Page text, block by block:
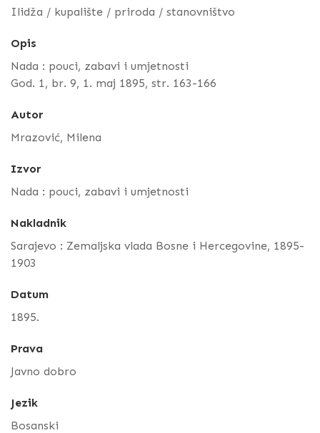
Ilidža / kupalište / priroda / stanovništvo
Opis
Nada : pouci, zabavi i umjetnosti
God. 1, br. 9, 1. maj 1895, str. 163-166
Autor
Mrazović, Milena
Izvor
Nada : pouci, zabavi i umjetnosti
Nakladnik
Sarajevo : Zemaljska vlada Bosne i Hercegovine, 1895-
1903
Datum
1895.
Prava
Javno dobro
Jezik
Bosanski